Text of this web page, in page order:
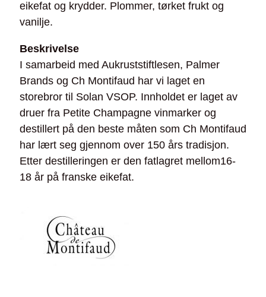
eikefat og krydder. Plommer, tørket frukt og
vanilje.
Beskrivelse
I samarbeid med Aukruststiftlesen, Palmer
Brands og Ch Montifaud har vi laget en
storebror til Solan VSOP. Innholdet er laget av
druer fra Petite Champagne vinmarker og
destillert på den beste måten som Ch Montifaud
har lært seg gjennom over 150 års tradisjon.
Etter destilleringen er den fatlagret mellom16-
18 år på franske eikefat.